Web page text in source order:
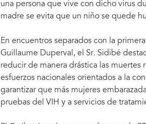
una persona que vive con dicho virus
madre se evita que un niño se quede
En encuentros separados con la
Guillaume Duperval, el Sr. Sidibé
reducir de manera drástica las muertes
esfuerzos nacionales orientados a la
garantizar que más mujeres
pruebas del VIH y a servicios de